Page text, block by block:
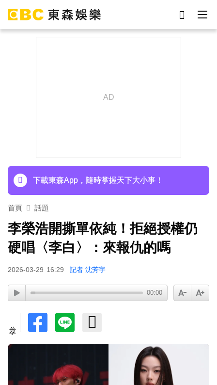
下載東森App，隨時掌握天下大小事！
首頁 話題
李榮浩開撕單依純！拒絕授權仍
硬唱〈李白〉：來報仇的嗎
2026-03-29 16:29 記者 沈芳宇
00:00